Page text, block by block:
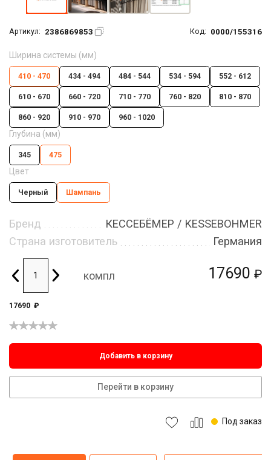
Артикул: 2386869853 Код: 0000/155316
17690 ₽
Ширина системы (мм)
410 - 470 434 - 494 484 - 544 534 - 594 552 - 612
610 - 670 660 - 720 710 - 770 760 - 820 810 - 870
860 - 920 910 - 970 960 - 1020
Глубина (мм)
345 475
Цвет
Черный Шампань
Бренд
КЕССЕБЁМЕР / KESSEBOHMER
Страна изготовитель
Германия
компл
17690 ₽
Добавить в корзину
Перейти в корзину
Под заказ